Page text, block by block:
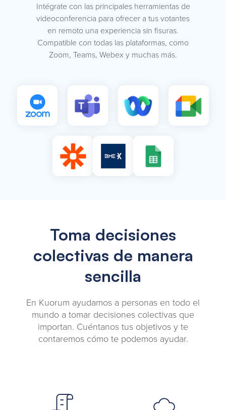
Intégrate con las principales herramientas de
videoconferencia para ofrecer a tus votantes
en remoto una experiencia sin fisuras.
Compatible con todas las plataformas, como
Zoom, Teams, Webex y muchas más.
Toma decisiones
colectivas de manera
sencilla
En Kuorum ayudamos a personas en todo el
mundo a tomar decisiones colectivas que
importan. Cuéntanos tus objetivos y te
contaremos cómo te podemos ayudar.